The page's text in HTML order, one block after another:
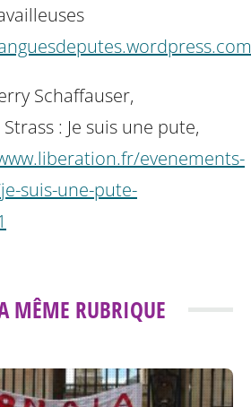
Schaffauser,
: Je suis une pute,
evenements-
suis-une-pute-
MÊME RUBRIQUE